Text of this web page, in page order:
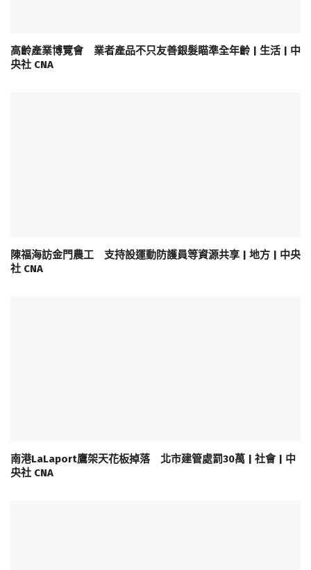
高齡產業博覽會 業者產品不只友善銀髮瞄準全年齡 | 生活 | 中
央社 CNA
陳福海訪金門農工 支持設運動防護員等資源共享 | 地方 | 中央
社 CNA
南港LaLaport鷹架天花板掉落 北市建管處罰30萬 | 社會 | 中
央社 CNA